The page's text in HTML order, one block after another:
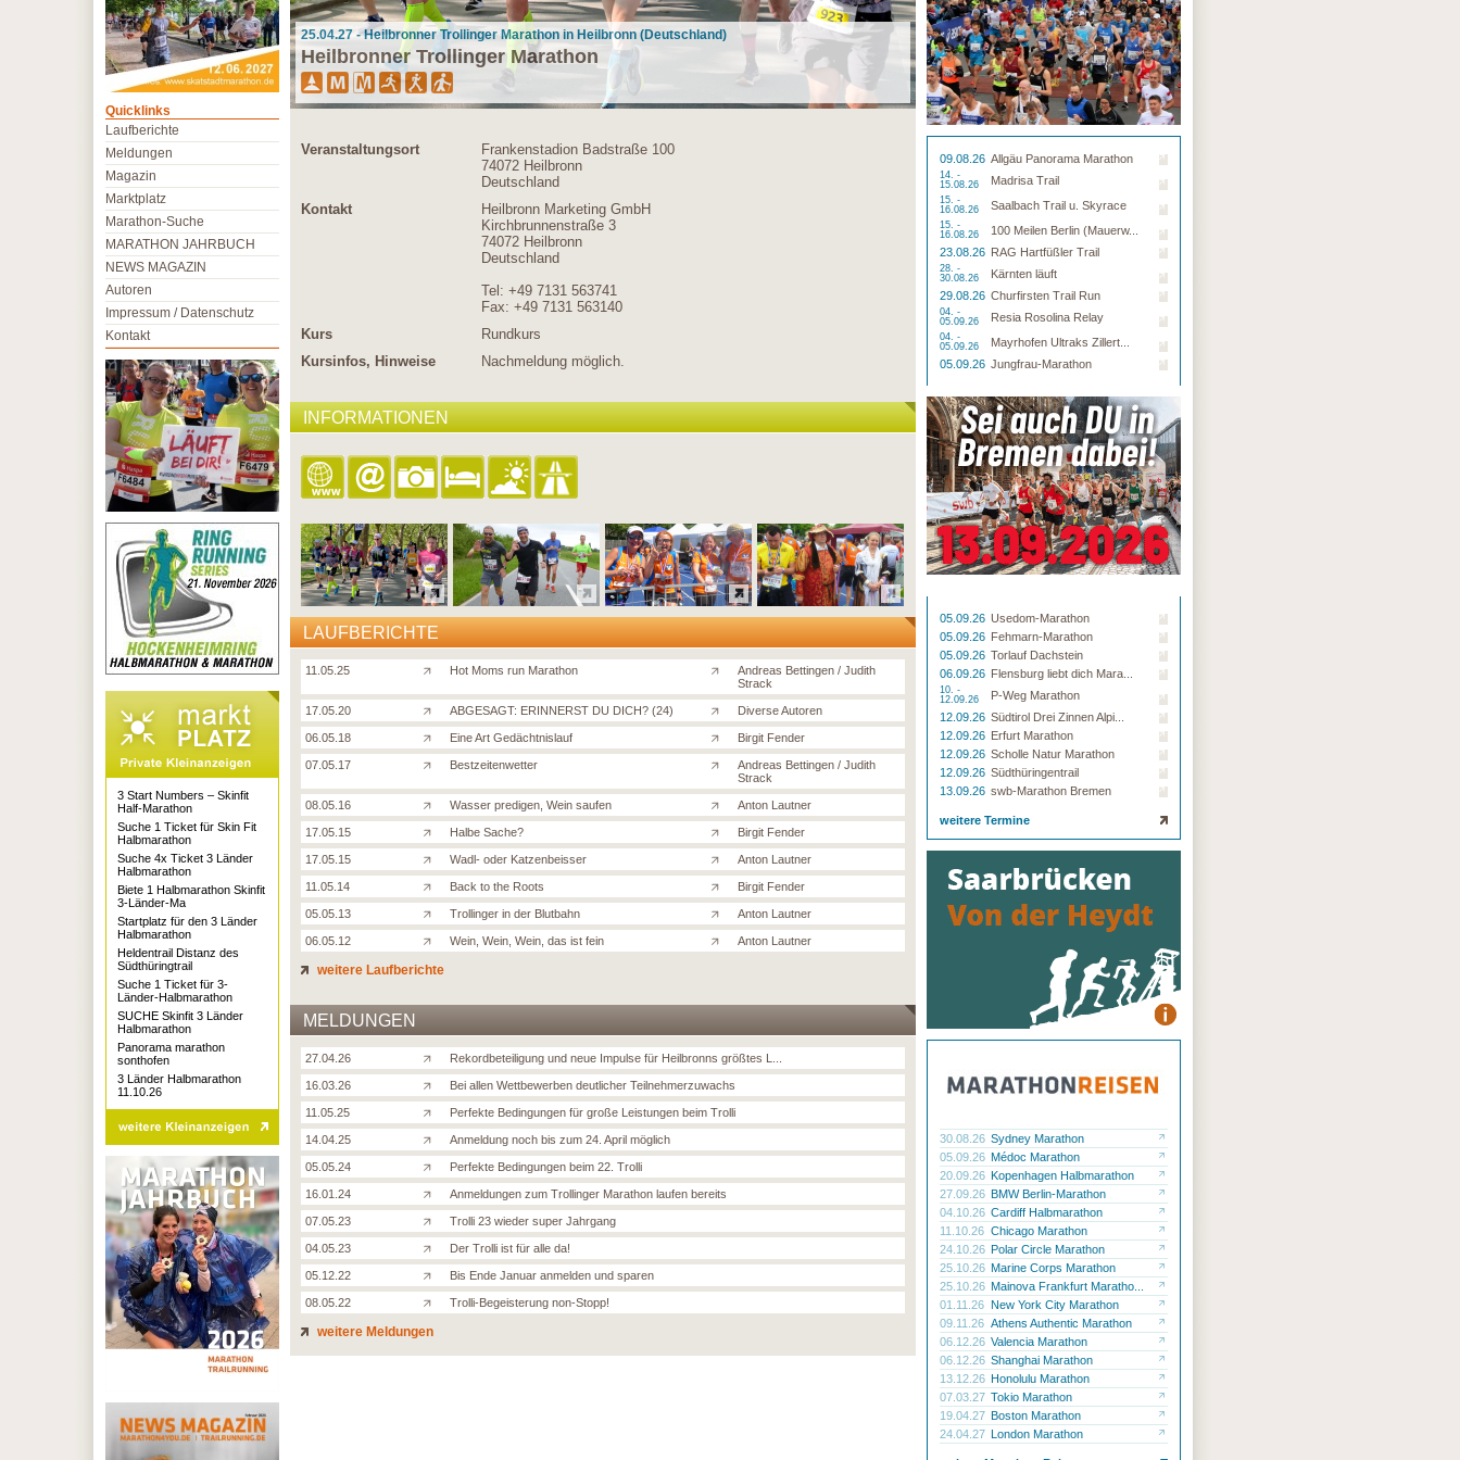
25.04.27 - Heilbronner Trollinger Marathon in Heilbronn (Deutschland)
Heilbronner Trollinger Marathon
Veranstaltungsort
Frankenstadion Badstraße 100
74072 Heilbronn
Deutschland
Kontakt
Heilbronn Marketing GmbH
Kirchbrunnenstraße 3
74072 Heilbronn
Deutschland
Tel: +49 7131 563741
Fax: +49 7131 563140
Kurs
Rundkurs
Kursinfos, Hinweise
Nachmeldung möglich.
INFORMATIONEN
LAUFBERICHTE
11.05.25 Hot Moms run Marathon
Andreas Bettingen / Judith
Strack
17.05.20 ABGESAGT: ERINNERST DU DICH? (24) Diverse Autoren
06.05.18 Eine Art Gedächtnislauf Birgit Fender
07.05.17 Bestzeitenwetter
Andreas Bettingen / Judith
Strack
08.05.16 Wasser predigen, Wein saufen Anton Lautner
17.05.15 Halbe Sache? Birgit Fender
17.05.15 Wadl- oder Katzenbeisser Anton Lautner
11.05.14 Back to the Roots Birgit Fender
05.05.13 Trollinger in der Blutbahn Anton Lautner
06.05.12 Wein, Wein, Wein, das ist fein Anton Lautner
weitere Laufberichte
MELDUNGEN
27.04.26 Rekordbeteiligung und neue Impulse für Heilbronns größtes L...
16.03.26 Bei allen Wettbewerben deutlicher Teilnehmerzuwachs
11.05.25 Perfekte Bedingungen für große Leistungen beim Trolli
14.04.25 Anmeldung noch bis zum 24. April möglich
05.05.24 Perfekte Bedingungen beim 22. Trolli
16.01.24 Anmeldungen zum Trollinger Marathon laufen bereits
07.05.23 Trolli 23 wieder super Jahrgang
04.05.23 Der Trolli ist für alle da!
05.12.22 Bis Ende Januar anmelden und sparen
08.05.22 Trolli-Begeisterung non-Stopp!
weitere Meldungen
09.08.26 Allgäu Panorama Marathon
14. -
15.08.26
Madrisa Trail
15. -
16.08.26
Saalbach Trail u. Skyrace
15. -
16.08.26
100 Meilen Berlin (Mauerw...
23.08.26 RAG Hartfüßler Trail
28. -
30.08.26
Kärnten läuft
29.08.26 Churfirsten Trail Run
04. -
05.09.26
Resia Rosolina Relay
04. -
05.09.26
Mayrhofen Ultraks Zillert...
05.09.26 Jungfrau-Marathon
05.09.26 Usedom-Marathon
05.09.26 Fehmarn-Marathon
05.09.26 Torlauf Dachstein
06.09.26 Flensburg liebt dich Mara...
10. -
12.09.26
P-Weg Marathon
12.09.26 Südtirol Drei Zinnen Alpi...
12.09.26 Erfurt Marathon
12.09.26 Scholle Natur Marathon
12.09.26 Südthüringentrail
13.09.26 swb-Marathon Bremen
weitere Termine
30.08.26 Sydney Marathon
05.09.26 Médoc Marathon
20.09.26 Kopenhagen Halbmarathon
27.09.26 BMW Berlin-Marathon
04.10.26 Cardiff Halbmarathon
11.10.26 Chicago Marathon
24.10.26 Polar Circle Marathon
25.10.26 Marine Corps Marathon
25.10.26 Mainova Frankfurt Maratho...
01.11.26 New York City Marathon
09.11.26 Athens Authentic Marathon
06.12.26 Valencia Marathon
06.12.26 Shanghai Marathon
13.12.26 Honolulu Marathon
07.03.27 Tokio Marathon
19.04.27 Boston Marathon
24.04.27 London Marathon
Quicklinks
Laufberichte
Meldungen
Magazin
Marktplatz
Marathon-Suche
MARATHON JAHRBUCH
NEWS MAGAZIN
Autoren
Impressum / Datenschutz
Kontakt
3 Start Numbers – Skinfit
Half-Marathon
Suche 1 Ticket für Skin Fit
Halbmarathon
Suche 4x Ticket 3 Länder
Halbmarathon
Biete 1 Halbmarathon Skinfit
3-Länder-Ma
Startplatz für den 3 Länder
Halbmarathon
Heldentrail Distanz des
Südthüringtrail
Suche 1 Ticket für 3-
Länder-Halbmarathon
SUCHE Skinfit 3 Länder
Halbmarathon
Panorama marathon
sonthofen
3 Länder Halbmarathon
11.10.26